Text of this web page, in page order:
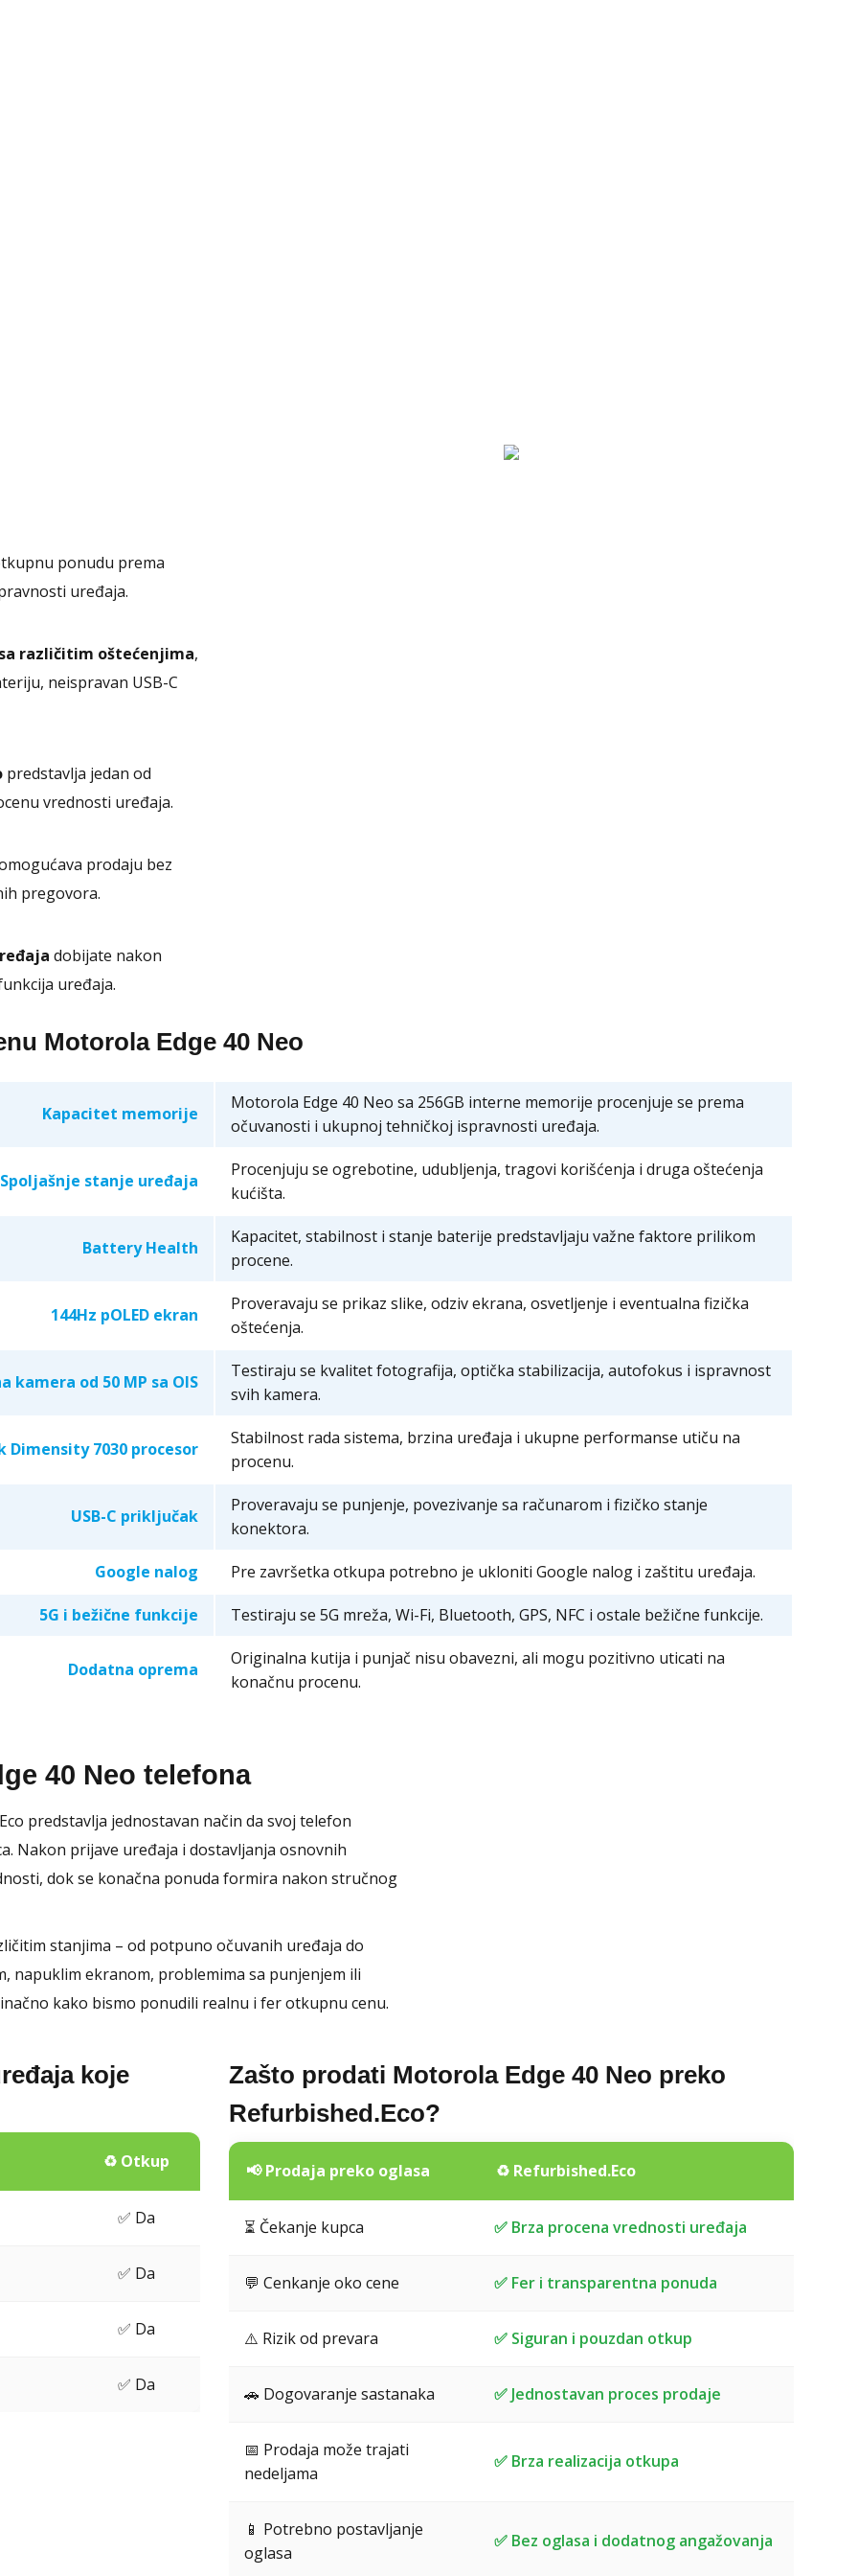
ponudu prema
uređaja.
različitim oštećenjima,
neispravan USB-C
predstavlja jedan od
vrednosti uređaja.
prodaju bez
pregovora.
dobijate nakon
uređaja.
Motorola Edge 40 Neo
Kapacitet memorije
Motorola Edge 40 Neo sa 256GB interne memorije procenjuje se prema
očuvanosti i ukupnoj tehničkoj ispravnosti uređaja.
Spoljašnje stanje uređaja
Procenjuju se ogrebotine, udubljenja, tragovi korišćenja i druga oštećenja
kućišta.
Battery Health
Kapacitet, stabilnost i stanje baterije predstavljaju važne faktore prilikom
procene.
144Hz pOLED ekran
Proveravaju se prikaz slike, odziv ekrana, osvetljenje i eventualna fizička
oštećenja.
kamera od 50 MP sa OIS
Testiraju se kvalitet fotografija, optička stabilizacija, autofokus i ispravnost
svih kamera.
Dimensity 7030 procesor
Stabilnost rada sistema, brzina uređaja i ukupne performanse utiču na
procenu.
USB-C priključak
Proveravaju se punjenje, povezivanje sa računarom i fizičko stanje
konektora.
Google nalog Pre završetka otkupa potrebno je ukloniti Google nalog i zaštitu uređaja.
5G i bežične funkcije Testiraju se 5G mreža, Wi-Fi, Bluetooth, GPS, NFC i ostale bežične funkcije.
Dodatna oprema
Originalna kutija i punjač nisu obavezni, ali mogu pozitivno uticati na
konačnu procenu.
40 Neo telefona
predstavlja jednostavan način da svoj telefon
Nakon prijave uređaja i dostavljanja osnovnih
dok se konačna ponuda formira nakon stručnog
stanjima – od potpuno očuvanih uređaja do
napuklim ekranom, problemima sa punjenjem ili
kako bismo ponudili realnu i fer otkupnu cenu.
koje
♻️ Otkup
✅ Da
✅ Da
✅ Da
✅ Da
Zašto prodati Motorola Edge 40 Neo preko
Refurbished.Eco?
📢 Prodaja preko oglasa ♻️ Refurbished.Eco
⏳ Čekanje kupca ✅ Brza procena vrednosti uređaja
💬 Cenkanje oko cene ✅ Fer i transparentna ponuda
⚠️ Rizik od prevara ✅ Siguran i pouzdan otkup
🚗 Dogovaranje sastanaka ✅ Jednostavan proces prodaje
📅 Prodaja može trajati
nedeljama
✅ Brza realizacija otkupa
📱 Potrebno postavljanje
oglasa
✅ Bez oglasa i dodatnog angažovanja